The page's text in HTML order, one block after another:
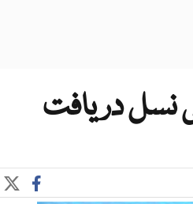
نسل دریافت